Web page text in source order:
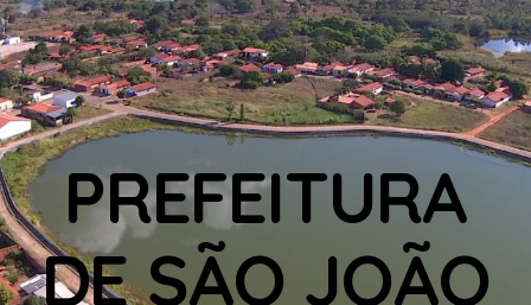
PREFEITURA
DE SÃO JOÃO